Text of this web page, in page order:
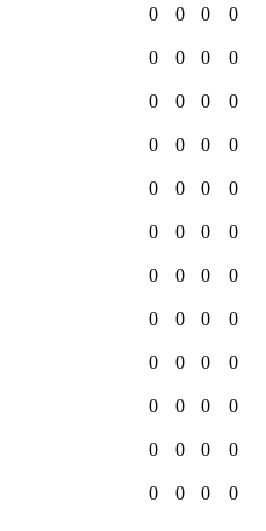
0 0 0 0
0 0 0 0
0 0 0 0
0 0 0 0
0 0 0 0
0 0 0 0
0 0 0 0
0 0 0 0
0 0 0 0
0 0 0 0
0 0 0 0
0 0 0
0